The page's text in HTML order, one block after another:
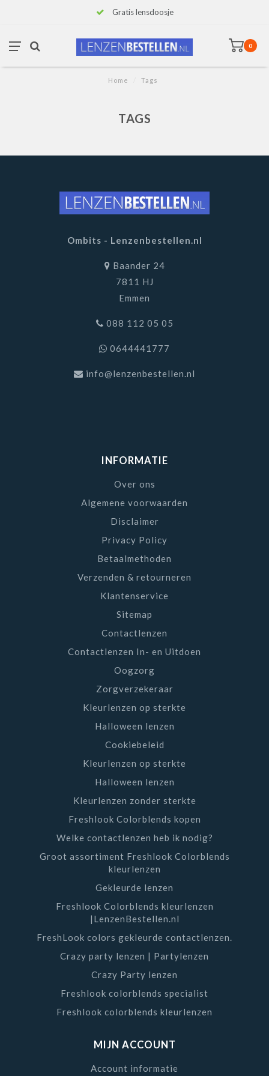
Gratis lensdoosje
0
Home Tags
TAGS
Ombits - Lenzenbestellen.nl
Baander 24
7811 HJ
Emmen
088 112 05 05
0644441777
info@lenzenbestellen.nl
INFORMATIE
Over ons
Algemene voorwaarden
Disclaimer
Privacy Policy
Betaalmethoden
Verzenden & retourneren
Klantenservice
Sitemap
Contactlenzen
Contactlenzen In- en Uitdoen
Oogzorg
Zorgverzekeraar
Kleurlenzen op sterkte
Halloween lenzen
Cookiebeleid
Kleurlenzen op sterkte
Halloween lenzen
Kleurlenzen zonder sterkte
Freshlook Colorblends kopen
Welke contactlenzen heb ik nodig?
Groot assortiment Freshlook Colorblends
kleurlenzen
Gekleurde lenzen
Freshlook Colorblends kleurlenzen
|LenzenBestellen.nl
FreshLook colors gekleurde contactlenzen.
Crazy party lenzen | Partylenzen
Crazy Party lenzen
Freshlook colorblends specialist
Freshlook colorblends kleurlenzen
MIJN ACCOUNT
Account informatie